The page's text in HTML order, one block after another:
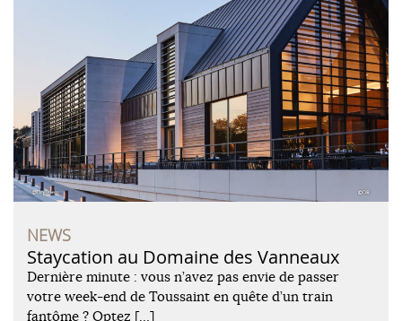
NEWS
Staycation au Domaine des Vanneaux
Dernière minute : vous n’avez pas envie de passer
votre week-end de Toussaint en quête d’un train
fantôme ? Optez […]